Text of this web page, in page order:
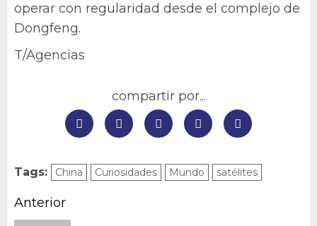
operar con regularidad desde el complejo de
Dongfeng.
T/Agencias
compartir por...
Tags: China Curiosidades Mundo satélites
Navegación
Anterior